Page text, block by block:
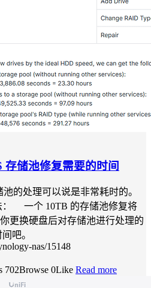
存储池修复需要的时间
的处理可以说是非常耗时的。
： 一个 10TB 的存储池修复将
更换硬盘后对存储池进行处理的
间吧。
nas/15148
702Browse 0Like Read more